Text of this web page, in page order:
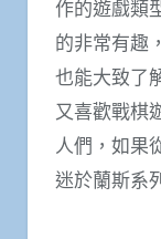
作的遊戲類
的非常有趣
也能大致了
又喜歡戰棋
人們，如果
迷於蘭斯系